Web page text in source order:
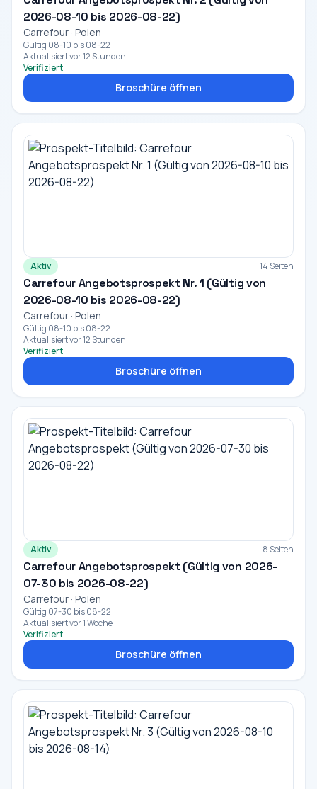
2026-08-10 bis 2026-08-22)
Carrefour · Polen
Gültig 08-10 bis 08-22
Aktualisiert vor 12 Stunden
Verifiziert
Broschüre öffnen
Aktiv 14 Seiten
Carrefour Angebotsprospekt Nr. 1 (Gültig von
2026-08-10 bis 2026-08-22)
Carrefour · Polen
Gültig 08-10 bis 08-22
Aktualisiert vor 12 Stunden
Verifiziert
Broschüre öffnen
Aktiv 8 Seiten
Carrefour Angebotsprospekt (Gültig von 2026-
07-30 bis 2026-08-22)
Carrefour · Polen
Gültig 07-30 bis 08-22
Aktualisiert vor 1 Woche
Verifiziert
Broschüre öffnen